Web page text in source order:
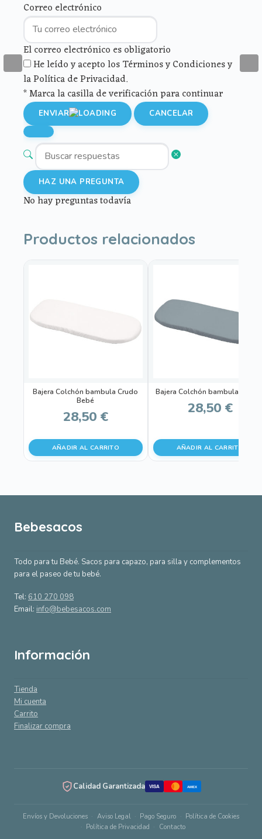
Correo electrónico
El correo electrónico es obligatorio
He leído y acepto los Términos y Condiciones y
la Política de Privacidad.
* Marca la casilla de verificación para continuar
ENVIAR CANCELAR
HAZ UNA PREGUNTA
No hay preguntas todavía
Productos relacionados
Bajera Colchón bambula Crudo
Bebé
28,50 €
AÑADIR AL CARRITO
Bajera Colchón bambula
28,50 €
AÑADIR AL CARRITO
Bebesacos
Todo para tu Bebé. Sacos para capazo, para silla y complementos
para el paseo de tu bebé.
Tel: 610 270 098
Email: info@bebesacos.com
Información
Tienda
Mi cuenta
Carrito
Finalizar compra
Calidad Garantizada VISA AMEX
Envíos y Devoluciones Aviso Legal Pago Seguro
Política de Cookies
Política de Privacidad
Contacto